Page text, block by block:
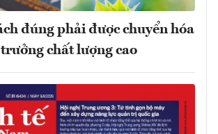
đúng phải được chuyển hóa
chất lượng cao